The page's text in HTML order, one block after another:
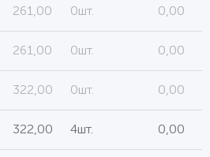
261,00 0шт. 0,00
261,00 0шт. 0,00
322,00 0шт. 0,00
322,00 4шт. 0,00